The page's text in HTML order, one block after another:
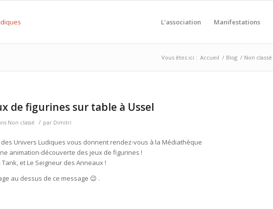
L’association Manifestations
Vous êtes ici : Accueil / Blog / Non classé
de figurines sur table à Ussel
Non classé / par Dimitri
des Univers Ludiques vous donnent rendez-vous à la Médiathèque
animation-découverte des jeux de figurines !
et Le Seigneur des Anneaux !
au dessus de ce message 😉 .